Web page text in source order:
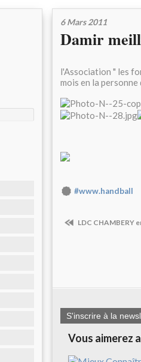
6 Mars 2011
Damir
l'Association " les
mois en la
#www.handball
LDC CHAMBERY
S'inscrire à la
Vous aimerez